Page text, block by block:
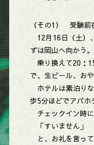
（その1） 受験前
12月16日（土）
ずは岡山へ向かう。
乗り換えて20：15
で、生ビール、お
ホテルは素泊りな
歩5分ほどでアパホ
チェックイン時に
「すいません」
と、お礼を言って